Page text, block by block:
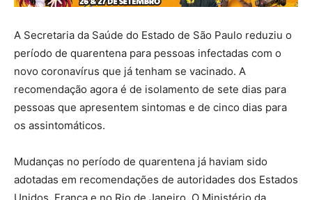
A Secretaria da Saúde do Estado de São Paulo reduziu o
período de quarentena para pessoas infectadas com o
novo coronavírus que já tenham se vacinado. A
recomendação agora é de isolamento de sete dias para
pessoas que apresentem sintomas e de cinco dias para
os assintomáticos.
Mudanças no período de quarentena já haviam sido
adotadas em recomendações de autoridades dos Estados